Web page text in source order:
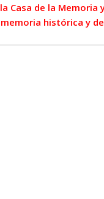
Casa de la Memoria
histórica y